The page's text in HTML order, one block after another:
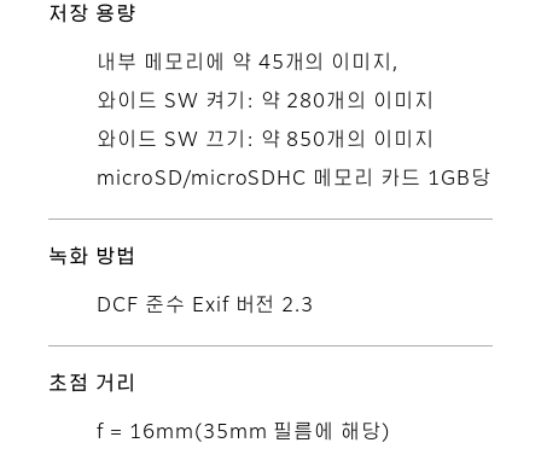
저장 용량
내부 메모리에 약 45개의 이미지,
와이드 SW 켜기: 약 280개의 이미지
와이드 SW 끄기: 약 850개의 이미지
microSD/microSDHC 메모리 카드 1GB당
녹화 방법
DCF 준수 Exif 버전 2.3
초점 거리
f = 16mm(35mm 필름에 해당)